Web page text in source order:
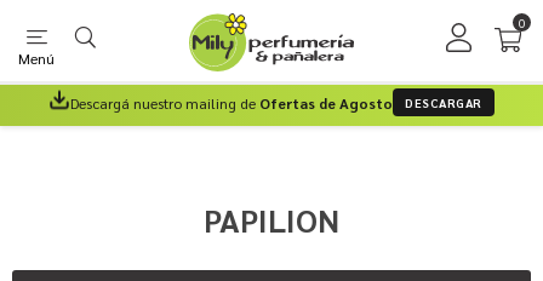
Menú
0
Descargá nuestro mailing de Ofertas de Agosto DESCARGAR
PAPILION